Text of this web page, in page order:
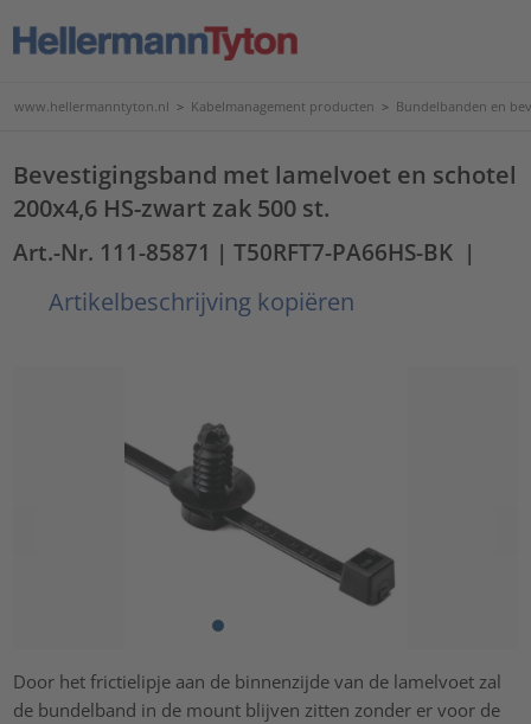
www.hellermanntyton.nl > Kabelmanagement producten > Bundelbanden en
Bevestigingsband met lamelvoet en schotel
200x4,6 HS-zwart zak 500 st.
Art.-Nr. 111-85871 | T50RFT7-PA66HS-BK |
Artikelbeschrijving kopiëren
Door het frictielipje aan de binnenzijde van de lamelvoet zal
de bundelband in de mount blijven zitten zonder er voor de